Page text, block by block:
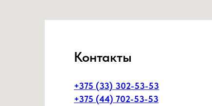
Контакты
+375 (33) 302-53-53
+375 (44) 702-53-53